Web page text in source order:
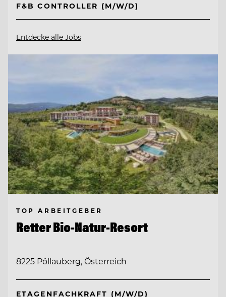
F&B CONTROLLER (M/W/D)
Entdecke alle Jobs
TOP ARBEITGEBER
Retter Bio-Natur-Resort
8225 Pöllauberg, Österreich
ETAGENFACHKRAFT (M/W/D)